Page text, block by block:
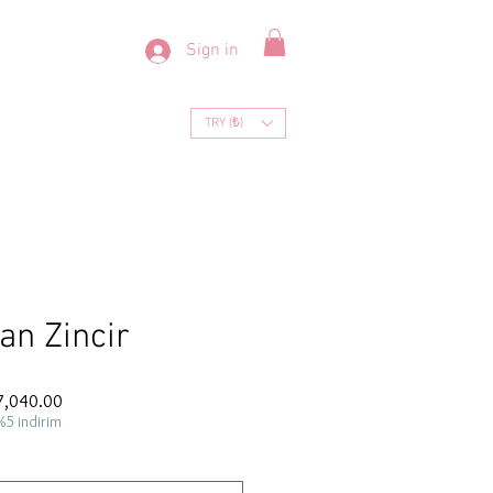
Sign in
TRY (₺)
Zincir
indirim